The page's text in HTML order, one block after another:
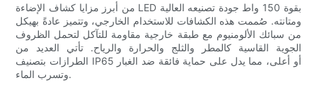
من أبرز مزايا كشاف الإضاءة LED بقوة 150 واط جودة تصنيعه العالية
ومتانته. صُممت هذه الكشافات للاستخدام الخارجي، وتتميز عادةً بهيكل
من سبائك الألومنيوم مع طبقة خارجية مقاومة للتآكل لتحمل الظروف
الجوية القاسية كالمطر والثلج والحرارة والرياح. تأتي العديد من
الطرازات بتصنيف IP65 أو أعلى، مما يدل على حماية فائقة ضد الغبار
وتسرب الماء.